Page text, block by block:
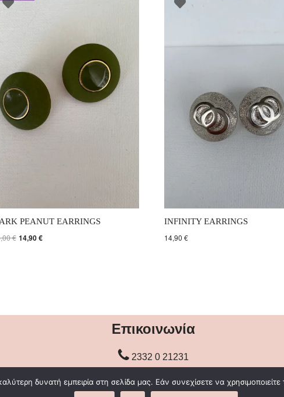
PEANUT EARRINGS
€ 14,90€
INFINITY EARRINGS
14,90€
Επικοινωνία
2332 0 21231
info@gaiaclothes.gr
δυνατή εμπειρία στη σελίδα μας. Εάν συνεχίσετε να